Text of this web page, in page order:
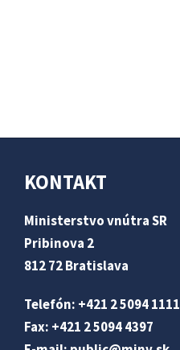
KONTAKT
Ministerstvo vnútra SR
Pribinova 2
812 72 Bratislava
Telefón: +421 2 5094 1111
Fax: +421 2 5094 4397